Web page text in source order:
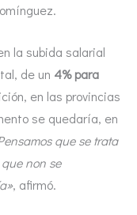
la subida salarial
de un 4% para
en las provincias
se quedaría, en
que se trata
non se
, afirmó.